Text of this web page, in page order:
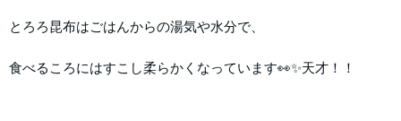
とろろ昆布はごはんからの湯気や水分で、
食べるころにはすこし柔らかくなっています👀✨天才！！